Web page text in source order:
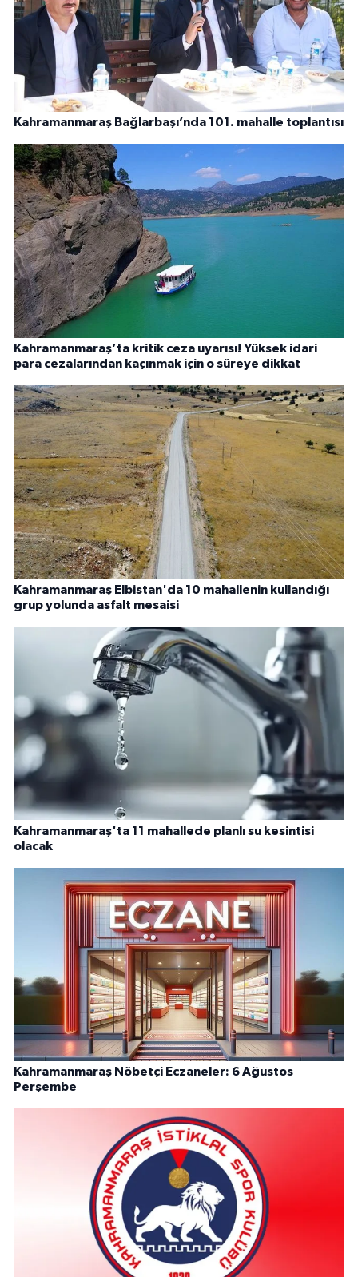
Kahramanmaraş Bağlarbaşı’nda 101. mahalle toplantısı
Kahramanmaraş’ta kritik ceza uyarısı! Yüksek idari
para cezalarından kaçınmak için o süreye dikkat
Kahramanmaraş Elbistan'da 10 mahallenin kullandığı
grup yolunda asfalt mesaisi
Kahramanmaraş'ta 11 mahallede planlı su kesintisi
olacak
Kahramanmaraş Nöbetçi Eczaneler: 6 Ağustos
Perşembe